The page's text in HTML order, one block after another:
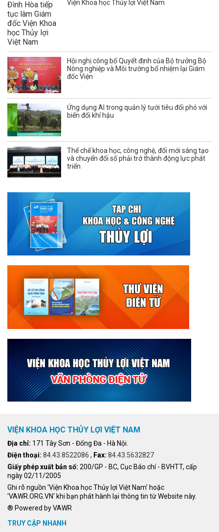
Viện Khoa học Thủy lợi Việt Nam
Hội nghị công bố Quyết định của Bộ trưởng Bộ
Nông nghiệp và Môi trường bổ nhiệm lại Giám
đốc Viện
Ứng dụng AI trong quản lý tưới tiêu đối phó với
biến đổi khí hậu
Thể chế khoa học, công nghệ, đổi mới sáng tạo
và chuyển đổi số phải trở thành động lực phát
triển
VIỆN KHOA HỌC THỦY LỢI VIỆT NAM
Địa chỉ: 171 Tây Sơn - Đống Đa - Hà Nội.
Điện thoại: 84.43.8522086 , Fax: 84.43.5632827
Giấy phép xuất bản số: 200/GP - BC, Cục Báo chí - BVHTT, cấp
ngày 02/11/2005
Ghi rõ nguồn 'Viện Khoa học Thủy lợi Việt Nam' hoặc
'VAWR.ORG.VN' khi bạn phát hành lại thông tin từ Website này.
® Powered by VAWR
TRUY CẬP NHANH